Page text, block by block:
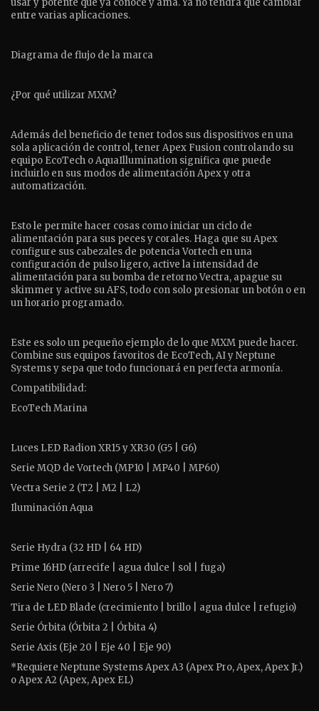
usar y potente que ya conoce y ama. Ya no tendrá que cambiar
entre varias aplicaciones.
Diagrama de flujo de la marca
¿Por qué utilizar MXM?
Además del beneficio de tener todos sus dispositivos en una
sola aplicación de control, tener Apex Fusion controlando su
equipo EcoTech o AquaIllumination significa que puede
incluirlo en sus modos de alimentación Apex y otra
automatización.
Esto le permite hacer cosas como iniciar un ciclo de
alimentación para sus peces y corales. Haga que su Apex
configure sus cabezales de potencia Vortech en una
configuración de pulso ligero, active la intensidad de
alimentación para su bomba de retorno Vectra, apague su
skimmer y active su AFS, todo con solo presionar un botón o en
un horario programado.
Este es solo un pequeño ejemplo de lo que MXM puede hacer.
Combine sus equipos favoritos de EcoTech, AI y Neptune
Systems y sepa que todo funcionará en perfecta armonía.
Compatibilidad:
EcoTech Marina
Luces LED Radion XR15 y XR30 (G5 | G6)
Serie MQD de Vortech (MP10 | MP40 | MP60)
Vectra Serie 2 (T2 | M2 | L2)
Iluminación Aqua
Serie Hydra (32 HD | 64 HD)
Prime 16HD (arrecife | agua dulce | sol | fuga)
Serie Nero (Nero 3 | Nero 5 | Nero 7)
Tira de LED Blade (crecimiento | brillo | agua dulce | refugio)
Serie Órbita (Órbita 2 | Órbita 4)
Serie Axis (Eje ​​20 | Eje 40 | Eje 90)
*Requiere Neptune Systems Apex A3 (Apex Pro, Apex, Apex Jr.)
o Apex A2 (Apex, Apex EL)